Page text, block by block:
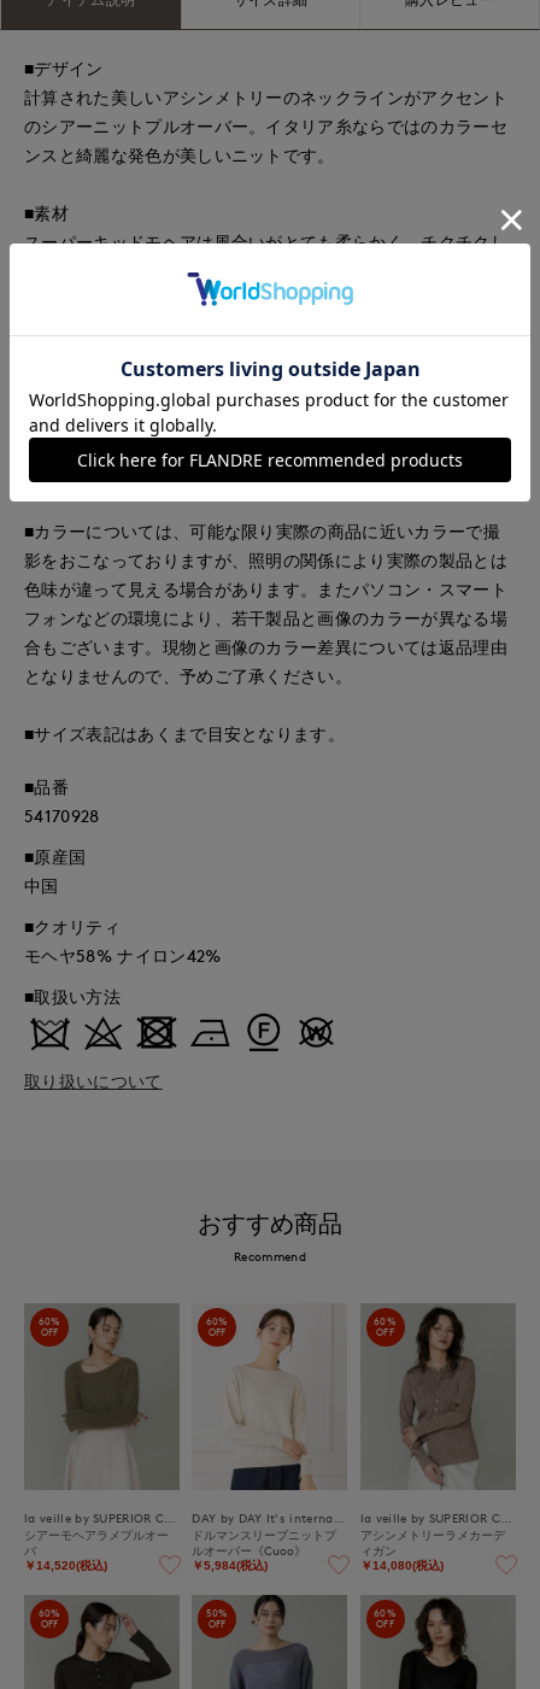
■デザイン
計算された美しいアシンメトリーのネックラインがアクセント
のシアーニットプルオーバー。イタリア糸ならではのカラーセ
ンスと綺麗な発色が美しいニットです。
■素材
スーパーキッドモヘアは風合いがとても柔らかく、チクチクし
にくい上質で繊細な素材です。
2＝（M/9号）
■サンプル撮影商品
画像の商品はサンプルです。実際の商品とはサイズや色味、素
材、デザイン等の仕様が若干変更になる場合がございます。
■カラーについては、可能な限り実際の商品に近いカラーで撮
影をおこなっておりますが、照明の関係により実際の製品とは
色味が違って見える場合があります。またパソコン・スマート
フォンなどの環境により、若干製品と画像のカラーが異なる場
合もございます。現物と画像のカラー差異については返品理由
となりませんので、予めご了承ください。
■サイズ表記はあくまで目安となります。
■品番
54170928
■原産国
中国
■クオリティ
モヘヤ58% ナイロン42%
■取扱い方法
取り扱いについて
おすすめ商品
Recommend
60%
OFF
シアーモヘアラメプルオー
バ
￥14,520(税込)
60%
OFF
ドルマンスリーブニットプ
ルオーバー《Cuoo》
￥5,984(税込)
60%
OFF
アシンメトリーラメカーデ
ィガン
￥14,080(税込)
60%
OFF
50%
OFF
60%
OFF